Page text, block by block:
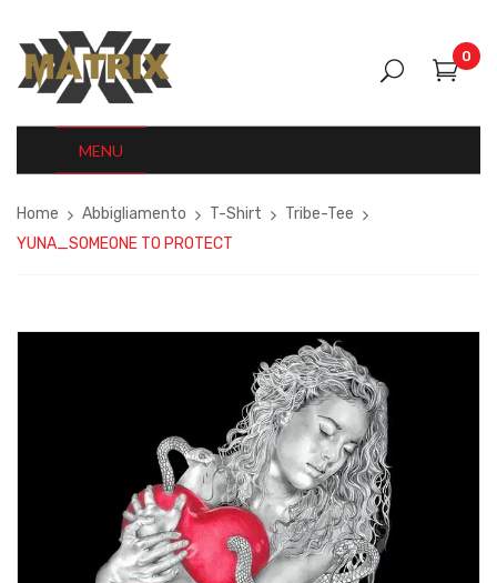
0
MENU
Home Abbigliamento T-Shirt
Tribe-Tee
YUNA_SOMEONE TO PROTECT